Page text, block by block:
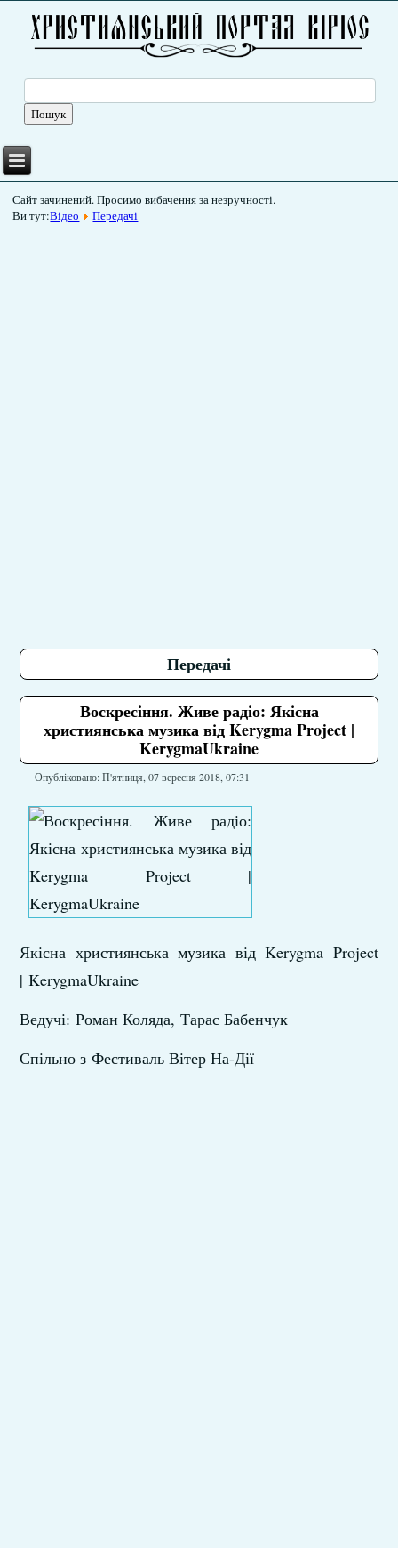
Сайт зачинений. Просимо вибачення за незручності.
Ви тут:Відео Передачі
Передачі
Воскресіння. Живе радіо: Якісна
християнська музика від Kerygma Project |
KerygmaUkraine
Опубліковано: П'ятниця, 07 вересня 2018, 07:31
Якісна християнська музика від Kerygma Project
| KerygmaUkraine
Ведучі: Роман Коляда, Тарас Бабенчук
Спільно з Фестиваль Вітер На-Дії